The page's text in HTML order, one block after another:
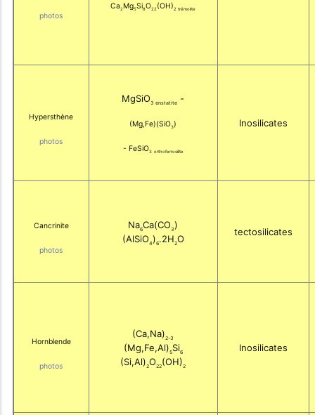
photos
Ca2 Mg5Si8O22 (OH)2 trémolite
Hypersthène
photos
MgSiO3 enstatite -
(Mg,Fe)(SiO3)
- FeSiO3 orthoferrosilite
Inosilicates
Cancrinite
photos
Na6Ca(CO3)
(AlSiO4)6.2H2O
tectosilicates
Hornblende
photos
(Ca,Na)2-3
(Mg,Fe,Al)5Si6
(Si,Al)2O22(OH)2
Inosilicates